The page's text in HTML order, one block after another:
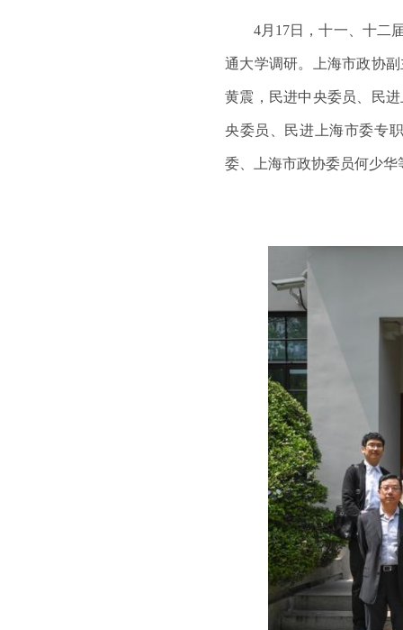
4月 17日，十一、十二
通大学调研。上海市政协
黄震，民进中央委员、民
央委员、民进上海市委专
委、上海市政协委员何少华